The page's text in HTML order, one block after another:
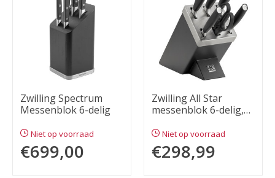
Zwilling Spectrum
Messenblok 6-delig
Niet op voorraad
€699,00
Zwilling All Star
messenblok 6-delig,
Niet op voorraad
€298,99